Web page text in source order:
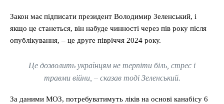
Закон має підписати президент Володимир Зеленський, і
якщо це станеться, він набуде чинності через пів року після
опублікування, – це друге півріччя 2024 року.
Це дозволить українцям не терпіти біль, стрес і
травми війни, – сказав тоді Зеленський.
За даними МОЗ, потребуватимуть ліків на основі канабісу 6